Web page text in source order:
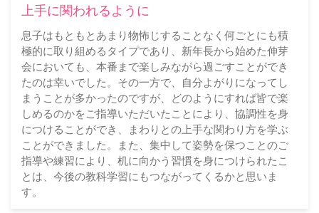
上手に関われるように
息子はもともとあまり物怖じすることなく何ごとにも積
極的に取り組めるタイプであり、新年長から始めた伸芽
会においても、本番まで楽しみながら過ごすことができ
たのは幸いでした。その一方で、自分よがりになってし
まうことが多かったのですが、どのようにすれば皆で楽
しめるのかをご指導いただいたことにより、協調性を身
につけることができ、まわりとの上手な関わり方を学ぶ
ことができました。また、集中して姿勢を保つことのご
指導や練習により、机に向かう習慣を身につけられたこ
とは、今後の教科学習にもつながってくるかと思いま
す。